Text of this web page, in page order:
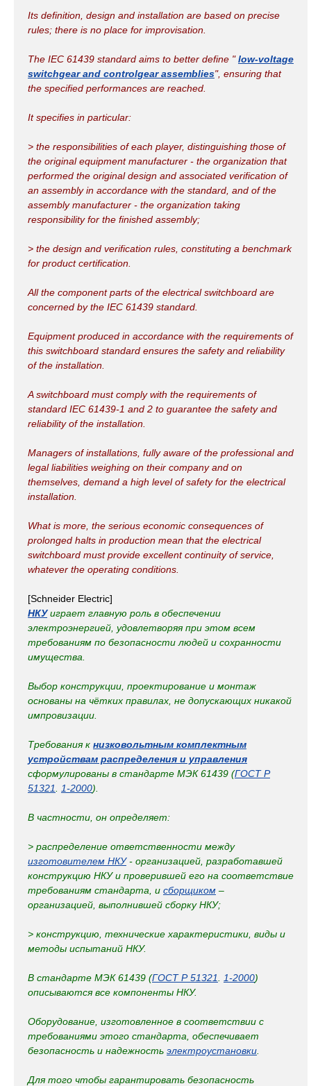
Its definition, design and installation are based on precise
rules; there is no place for improvisation.
The IEC 61439 standard aims to better define " low-voltage
switchgear and controlgear assemblies", ensuring that
the specified performances are reached.
It specifies in particular:
> the responsibilities of each player, distinguishing those of
the original equipment manufacturer - the organization that
performed the original design and associated verification of
an assembly in accordance with the standard, and of the
assembly manufacturer - the organization taking
responsibility for the finished assembly;
> the design and verification rules, constituting a benchmark
for product certification.
All the component parts of the electrical switchboard are
concerned by the IEC 61439 standard.
Equipment produced in accordance with the requirements of
this switchboard standard ensures the safety and reliability
of the installation.
A switchboard must comply with the requirements of
standard IEC 61439-1 and 2 to guarantee the safety and
reliability of the installation.
Managers of installations, fully aware of the professional and
legal liabilities weighing on their company and on
themselves, demand a high level of safety for the electrical
installation.
What is more, the serious economic consequences of
prolonged halts in production mean that the electrical
switchboard must provide excellent continuity of service,
whatever the operating conditions.
[Schneider Electric]
НКУиграет главную роль в обеспечении
электроэнергией, удовлетворяя при этом всем
требованиям по безопасности людей и сохранности
имущества.
Выбор конструкции, проектирование и монтаж
основаны на чётких правилах, не допускающих никакой
импровизации.
Требования к низковольтным комплектным
устройствам распределения и управления
сформулированы в стандарте МЭК 61439 (ГОСТ Р
51321
1-2000).
В частности, он определяет:
> распределение ответственности между
изготовителем НКУ- организацией, разработавшей
конструкцию НКУ и проверившей его на соответствие
требованиям стандарта, и сборщиком –
организацией, выполнившей сборку НКУ;
> конструкцию, технические характеристики, виды и
методы испытаний НКУ.
В стандарте МЭК 61439 (ГОСТ Р 51321 1-2000)
описываются все компоненты НКУ.
Оборудование, изготовленное в соответствии с
требованиями этого стандарта, обеспечивает
безопасность и надежность электроустановки
Для того чтобы гарантировать безопасность